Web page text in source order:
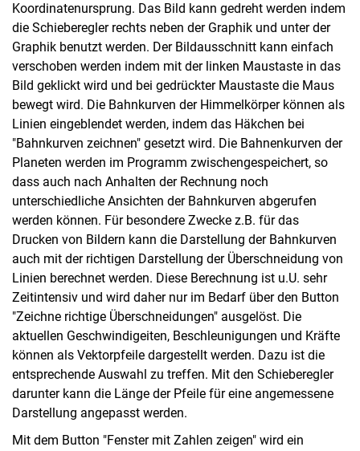
Koordinatenursprung. Das Bild kann gedreht werden indem
die Schieberegler rechts neben der Graphik und unter der
Graphik benutzt werden. Der Bildausschnitt kann einfach
verschoben werden indem mit der linken Maustaste in das
Bild geklickt wird und bei gedrückter Maustaste die Maus
bewegt wird. Die Bahnkurven der Himmelkörper können als
Linien eingeblendet werden, indem das Häkchen bei
"Bahnkurven zeichnen" gesetzt wird. Die Bahnenkurven der
Planeten werden im Programm zwischengespeichert, so
dass auch nach Anhalten der Rechnung noch
unterschiedliche Ansichten der Bahnkurven abgerufen
werden können. Für besondere Zwecke z.B. für das
Drucken von Bildern kann die Darstellung der Bahnkurven
auch mit der richtigen Darstellung der Überschneidung von
Linien berechnet werden. Diese Berechnung ist u.U. sehr
Zeitintensiv und wird daher nur im Bedarf über den Button
"Zeichne richtige Überschneidungen" ausgelöst. Die
aktuellen Geschwindigeiten, Beschleunigungen und Kräfte
können als Vektorpfeile dargestellt werden. Dazu ist die
entsprechende Auswahl zu treffen. Mit den Schieberegler
darunter kann die Länge der Pfeile für eine angemessene
Darstellung angepasst werden.
Mit dem Button "Fenster mit Zahlen zeigen" wird ein